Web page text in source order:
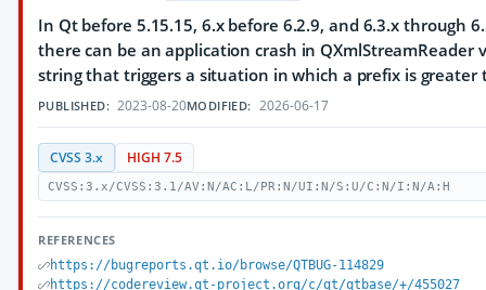
In Qt before 5.15.15, 6.x before 6.2.9, and 6.3.x through
there can be an application crash in QXmlStreamReader
string that triggers a situation in which a prefix is greater
PUBLISHED: 2023-08-20MODIFIED: 2026-06-17
CVSS 3.x HIGH 7.5
CVSS:3.x/CVSS:3.1/AV:N/AC:L/PR:N/UI:N/S:U/C:N/I:N/A:H
REFERENCES
https://bugreports.qt.io/browse/QTBUG-114829
https://codereview.qt-project.org/c/qt/qtbase/+/455027